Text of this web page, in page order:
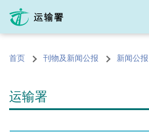
内
的首页 刊物及新闻公报 新闻公报
运输署